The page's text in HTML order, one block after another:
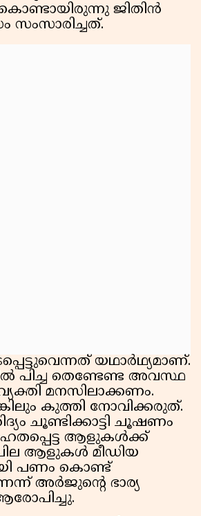
ജിതിന്‍
സംസാരിച്ചത്.
യഥാര്‍ഥ്യമാണ്.
പിച്ച തെണ്ടേണ്ട അവസ്ഥ
മനസിലാക്കണം.
കുത്തി നോവിക്കരുത്.
ചൂണ്ടിക്കാട്ടി ചൂഷണം
ആളുകള്‍ക്ക്
ചില ആളുകള്‍ മീഡിയ
പണം കൊണ്ട്
അര്‍ജുന്റെ ഭാര്യ